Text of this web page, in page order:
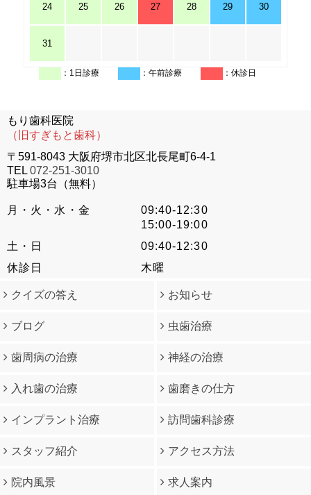
24 25 26 27 28 29 30
31
：1日診療 ：午前診療 ：休診日
もり歯科医院
（旧すぎもと歯科）
〒591-8043 大阪府堺市北区北長尾町6-4-1
TEL 072-251-3010
駐車場3台（無料）
月・火・水・金
09:40-12:30
15:00-19:00
土・日
09:40-12:30
休診日
木曜
クイズの答え お知らせ
ブログ 虫歯治療
歯周病の治療 神経の治療
入れ歯の治療 歯磨きの仕方
インプラント治療 訪問歯科診療
スタッフ紹介 アクセス方法
院内風景 求人案内